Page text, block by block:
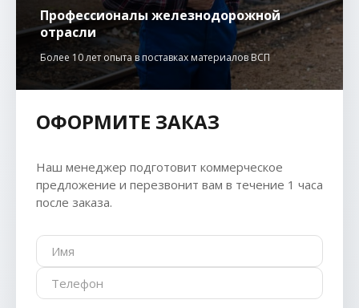
Профессионалы железнодорожной
отрасли
Более 10 лет опыта в поставках материалов ВСП
ОФОРМИТЕ ЗАКАЗ
Наш менеджер подготовит коммерческое
предложение и перезвонит вам в течение 1 часа
после заказа.